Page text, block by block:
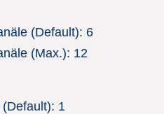
(Default): 6
(Max.): 12
1